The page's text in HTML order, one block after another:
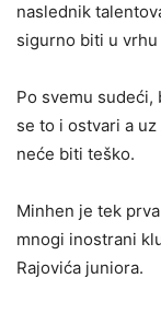
naslednik
sigurno biti u
Po svemu sudeći,
se to i ostvari a
neće biti teško.
Minhen je tek
mnogi inostrani
Rajovića juniora.